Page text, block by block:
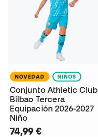
NOVEDAD NIÑOS
Conjunto Athletic Club
Bilbao Tercera
Equipación 2026-2027
Niño
74,99 €